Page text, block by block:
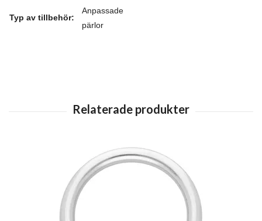
Typ av tillbehör:
Anpassade
pärlor